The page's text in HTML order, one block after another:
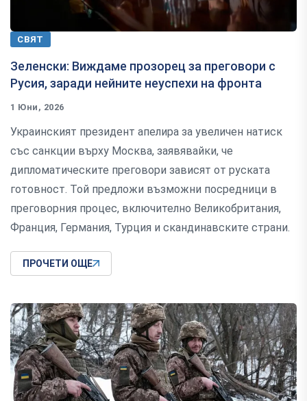
СВЯТ
Зеленски: Виждаме прозорец за преговори с
Русия, заради нейните неуспехи на фронта
1 Юни, 2026
Украинският президент апелира за увеличен натиск
със санкции върху Москва, заявявайки, че
дипломатическите преговори зависят от руската
готовност. Той предложи възможни посредници в
преговорния процес, включително Великобритания,
Франция, Германия, Турция и скандинавските страни.
ПРОЧЕТИ ОЩЕ